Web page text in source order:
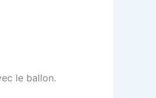
le ballon.